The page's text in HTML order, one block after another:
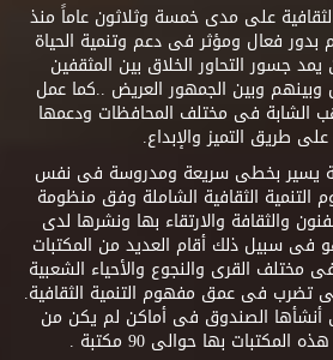
على مدى خمسة وثلاثون عاماً منذ
1989 أن يقوم بدور فعال ومؤثر فى دعم وتنمية الحياة
جسور التحاور الخلاق بين المثقفين
وبينهم وبين الجمهور العريض ..كما عمل
الشابة فى مختلف المحافظات ودعمها
طريق التميز والإبداع.
يسير بخطى سريعة ومدروسة فى نفس
الثقافية الشاملة وفق منظومة
والثقافة والارتقاء بها ونشرها لدى
سبيل ذلك أقام العديد من المكتبات
فى مختلف القرى والنجوع والأحياء الشعبية
تضرب فى عمق مفهوم التنمية الثقافية.
أنشأها الصندوق فى أماكن لم يكن من
بها حوالى 90 مكتبة .